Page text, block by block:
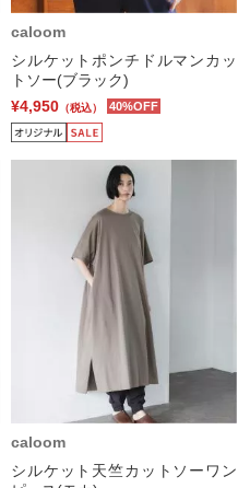
caloom
シルケットポンチドルマンカッ
トソー(ブラック)
¥4,950 （税込） 40%OFF
caloom
シルケット天竺カットソーワン